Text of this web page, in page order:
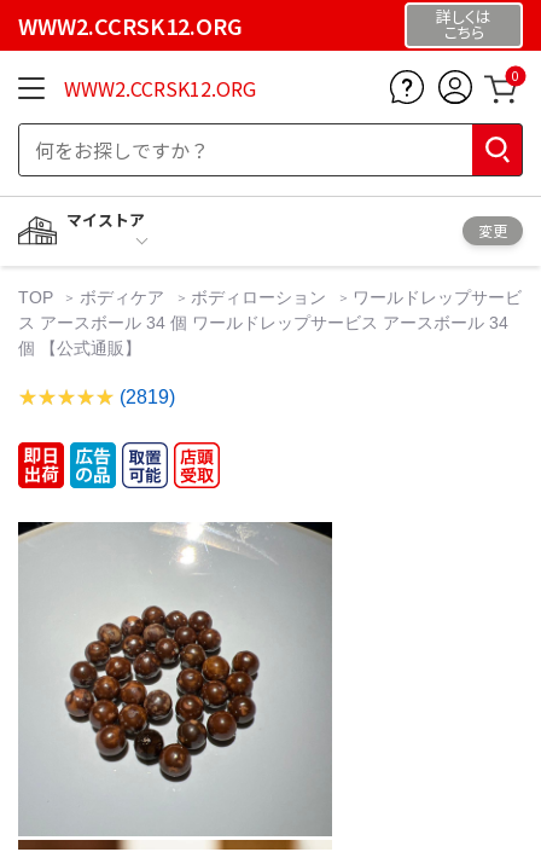
WWW2.CCRSK12.ORG 詳しくは
こちら
WWW2.CCRSK12.ORG 0
マイストア
変更
TOP ボディケア ボディローション
ワールドレップサービ
ス アースボール 34 個 ワールドレップサービス アースボール 34
個 【公式通販】
(2819)